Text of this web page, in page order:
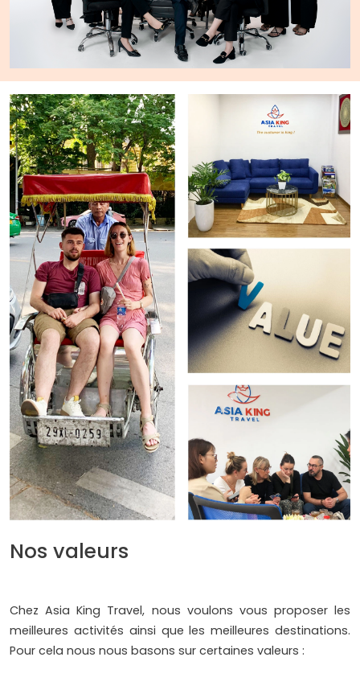
Nos valeurs
Chez Asia King Travel, nous voulons vous proposer les
meilleures activités ainsi que les meilleures destinations.
Pour cela nous nous basons sur certaines valeurs :